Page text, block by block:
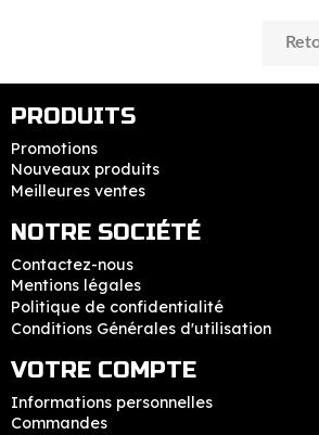
PRODUITS
Promotions
Nouveaux produits
Meilleures ventes
NOTRE SOCIÉTÉ
Contactez-nous
Mentions légales
Politique de confidentialité
Conditions Générales d'utilisation
VOTRE COMPTE
Informations personnelles
Commandes